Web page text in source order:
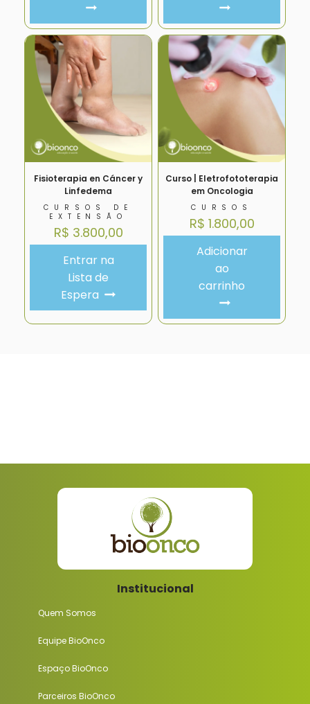
Fisioterapia en Cáncer y
Linfedema
CURSOS DE
EXTENSÃO
R$ 3.800,00
Entrar na
Lista de
Espera
Curso | Eletrofototerapia
em Oncologia
CURSOS
R$ 1.800,00
Adicionar
ao
carrinho
Institucional
Quem Somos
Equipe BioOnco
Espaço BioOnco
Parceiros BioOnco